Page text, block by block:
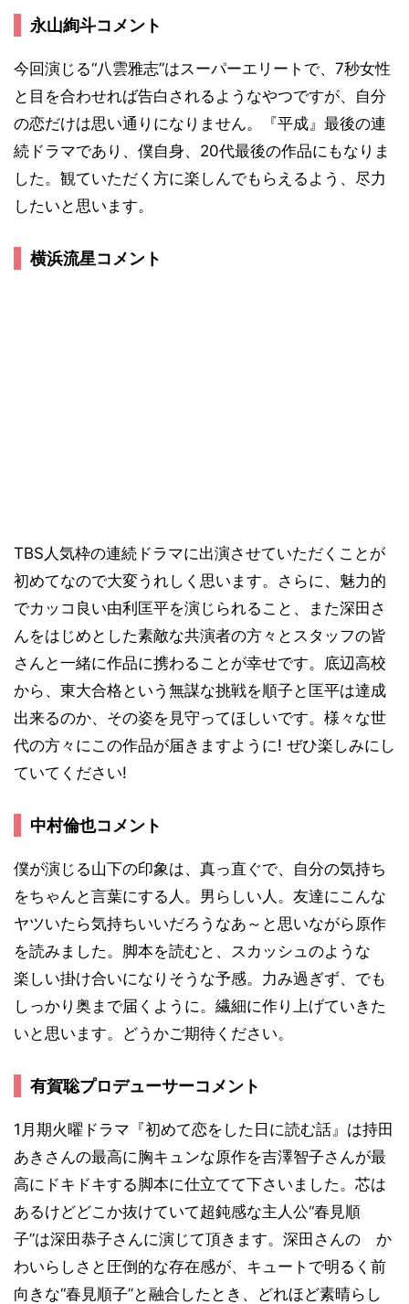
永山絢斗コメント
今回演じる“八雲雅志”はスーパーエリートで、7秒女性
と目を合わせれば告白されるようなやつですが、自分
の恋だけは思い通りになりません。『平成』最後の連
続ドラマであり、僕自身、20代最後の作品にもなりま
した。観ていただく方に楽しんでもらえるよう、尽力
したいと思います。
横浜流星コメント
TBS人気枠の連続ドラマに出演させていただくことが
初めてなので大変うれしく思います。さらに、魅力的
でカッコ良い由利匡平を演じられること、また深田さ
んをはじめとした素敵な共演者の方々とスタッフの皆
さんと一緒に作品に携わることが幸せです。底辺高校
から、東大合格という無謀な挑戦を順子と匡平は達成
出来るのか、その姿を見守ってほしいです。様々な世
代の方々にこの作品が届きますように! ぜひ楽しみにし
ていてください!
中村倫也コメント
僕が演じる山下の印象は、真っ直ぐで、自分の気持ち
をちゃんと言葉にする人。男らしい人。友達にこんな
ヤツいたら気持ちいいだろうなあ～と思いながら原作
を読みました。脚本を読むと、スカッシュのような
楽しい掛け合いになりそうな予感。力み過ぎず、でも
しっかり奥まで届くように。繊細に作り上げていきた
いと思います。どうかご期待ください。
有賀聡プロデューサーコメント
1月期火曜ドラマ『初めて恋をした日に読む話』は持田
あきさんの最高に胸キュンな原作を吉澤智子さんが最
高にドキドキする脚本に仕立てて下さいました。芯は
あるけどどこか抜けていて超鈍感な主人公“春見順
子”は深田恭子さんに演じて頂きます。深田さんの か
わいらしさと圧倒的な存在感が、キュートで明るく前
向きな“春見順子”と融合したとき、どれほど素晴らし